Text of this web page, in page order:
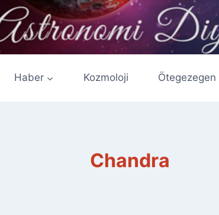
Haber Kozmoloji Ötegezegen
Chandra